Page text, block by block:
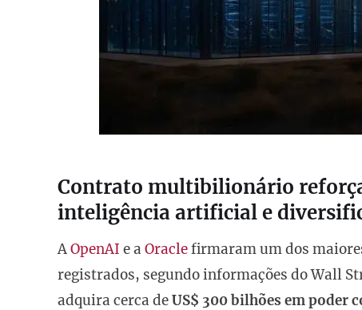
Contrato multibilionário
inteligência artificial e
AOpenAI e a Oraclefirmaram um dos
registrados, segundo informações do Wall
adquira cerca deUS$ 300 bilhões em poder